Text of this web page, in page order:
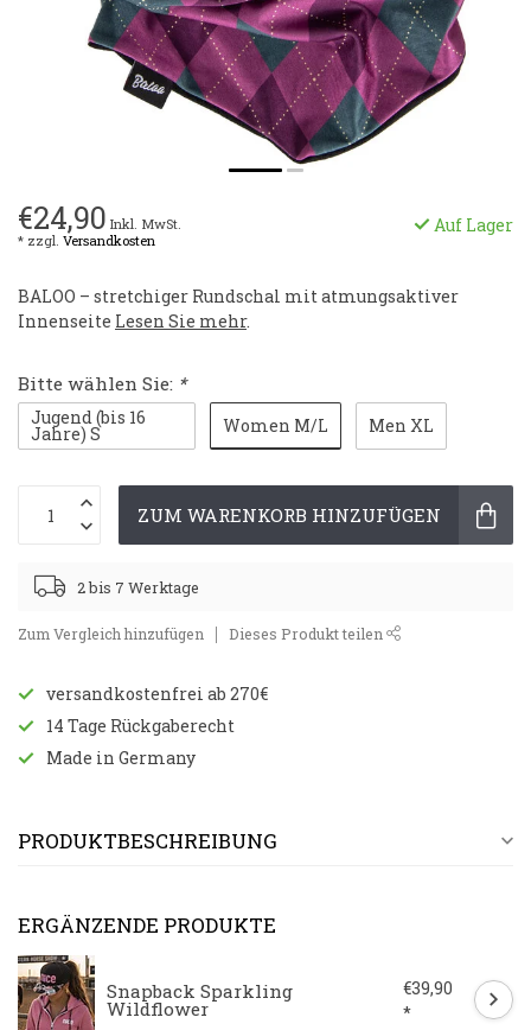
€24,90 Inkl. MwSt.
* zzgl. Versandkosten
Auf Lager
BALOO – stretchiger Rundschal mit atmungsaktiver
Innenseite Lesen Sie mehr.
Bitte wählen Sie: *
Jugend (bis 16
Jahre) S Women M/L Men XL
ZUM WARENKORB HINZUFÜGEN
2 bis 7 Werktage
Zum Vergleich hinzufügen Dieses Produkt teilen
versandkostenfrei ab 270€
14 Tage Rückgaberecht
Made in Germany
PRODUKTBESCHREIBUNG
ERGÄNZENDE PRODUKTE
Snapback Sparkling
Wildflower
€39,90
*